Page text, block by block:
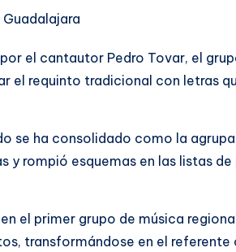
el cantautor Pedro Tovar, el
el requinto tradicional con letras
se ha consolidado como la
y rompió esquemas en las listas
el primer grupo de música
transformándose en el referente